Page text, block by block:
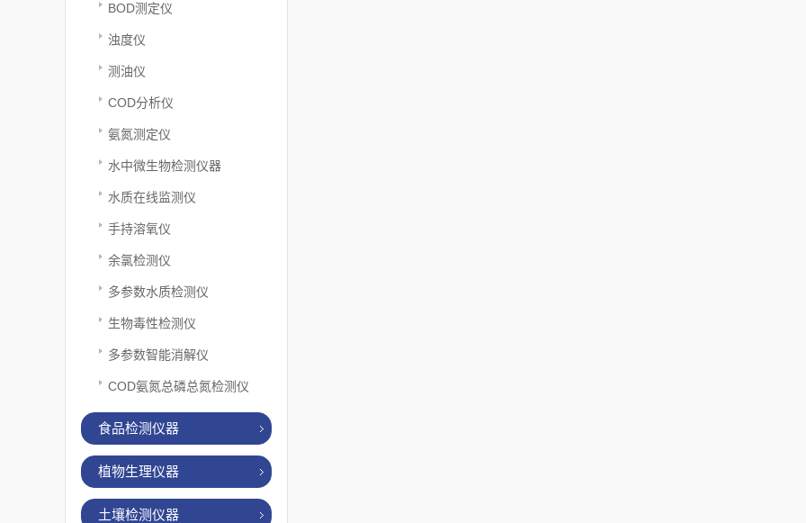
BOD测定仪
浊度仪
测油仪
COD分析仪
氨氮测定仪
水中微生物检测仪器
水质在线监测仪
手持溶氧仪
余氯检测仪
多参数水质检测仪
生物毒性检测仪
多参数智能消解仪
COD氨氮总磷总氮检测仪
食品检测仪器
植物生理仪器
土壤检测仪器